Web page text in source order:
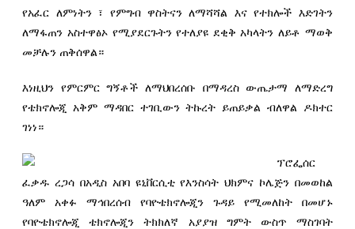
የአፈር ለምነትን ፣ የምግብ ዋስትናን ለማሻሻል እና የተክሎች እድገትን
ለማፋጠን አስተዋፅኦ የሚያደርጉትን የተለያዩ ደቂቅ አካላትን ለይቶ ማወቅ
መቻሉን ጠቅሰዋል።
እነዚህን የምርምር ግኝቶች ለማህበረሰቡ በማዳረስ ውጤታማ ለማድረግ
የቴክኖሎጂ አቅም ማዳበር ተገቢውን ትኩረት ይጠይቃል ብለዋል ዶክተር
ገነነ።
ፕሮፌሰር
ፈቃዱ ረጋሳ በአዲስ አበባ ዩኒቨርሲቲ የእንስሳት ህክምና ኮሌጅን በመወከል
ዓለም አቀፉ ማኅበረሰብ የባዮቴክኖሎጂን ጉዳይ የሚመለከት በመሆኑ
የባዮቴክኖሎጂ ቴክኖሎጂን ትክክለኛ አያያዝ ግምት ውስጥ ማስገባት